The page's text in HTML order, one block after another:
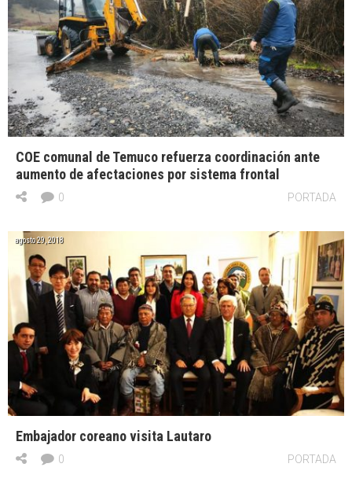
COE comunal de Temuco refuerza coordinación ante
aumento de afectaciones por sistema frontal
PORTADA
0
agosto 29, 2018
Embajador coreano visita Lautaro
PORTADA
0